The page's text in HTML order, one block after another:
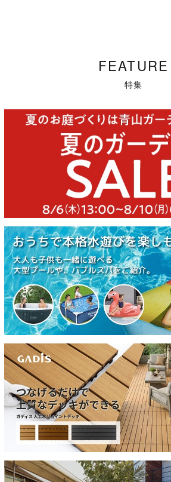
FEATURE
特集